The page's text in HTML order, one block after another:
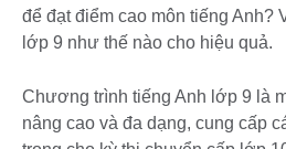
để đạt điểm cao môn tiếng Anh?
lớp 9 như thế nào cho hiệu quả.
Chương trình tiếng Anh lớp 9 là
nâng cao và đa dạng, cung cấp